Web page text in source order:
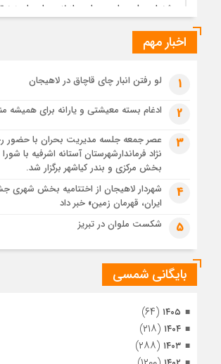
جشنواره ملی چای، حمایت از لاهیجان یا
ایرانی!؟
3 هفته قبل
3 هفته قبل
رئوف
تصاویر هوایی مراسم تشییع پیکر مطهر آقای
مراسم تشییع پیکر مطهر آقای شهید ایران –
تصاویری از تراکم جمعیت حاضر در میدان
اشرف
اخبار مهم
1 لو رفتن انبار چای قاچاق در لاهیجان
2 ادغام بسته معیشتی و یارانه برای همیشه
3
عصر جمعه جلسه مدیریت بحران با
نژاد فرماندارشهرستان آستانه اشرفیه با
بخش مرکزی و بندر کیاشهر برگزار شد.
4
شهردار لاهیجان از اختتامیه بخش شهری
ایران، قهرمان زمین» خبر داد
5 شکست ملوان در تبریز
بایگانی شمسی
۱۴۰۵ (۶۴)
۱۴۰۴ (۲۱۸)
۱۴۰۳ (۲۸۸)